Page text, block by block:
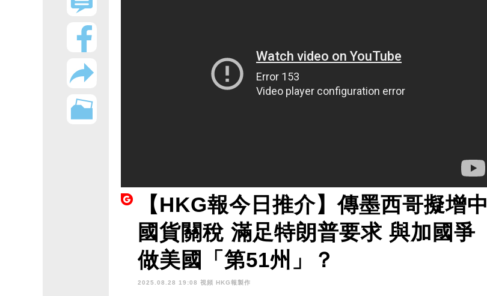
【HKG報今日推介】傳墨西哥擬增中
國貨關稅 滿足特朗普要求 與加國爭
做美國「第51州」？
2025.08.28 19:08 視頻 HKG報製作